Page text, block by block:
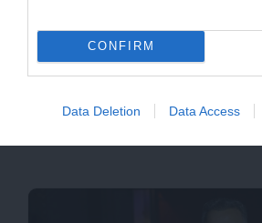
CONFIRM
Data Deletion Data Access
CONTINUE READING